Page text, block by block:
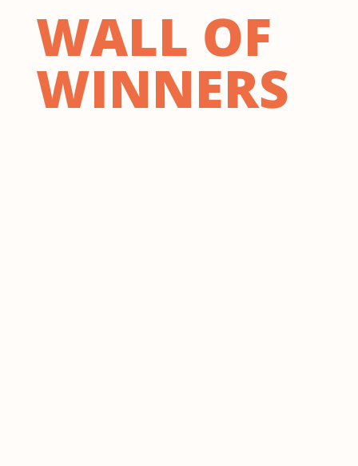
WALL OF
WINNERS